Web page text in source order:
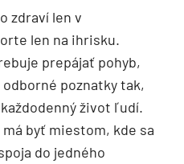
zdraví len v
len na ihrisku.
prepájať pohyb,
poznatky tak,
život ľudí.
byť miestom, kde sa
do jedného